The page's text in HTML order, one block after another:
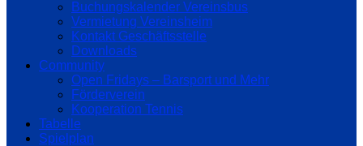
Buchungskalender Vereinsbus
Vermietung Vereinsheim
Kontakt Geschäftsstelle
Downloads
Community
Open Fridays – Barsport und Mehr
Förderverein
Kooperation Tennis
Tabelle
Spielplan